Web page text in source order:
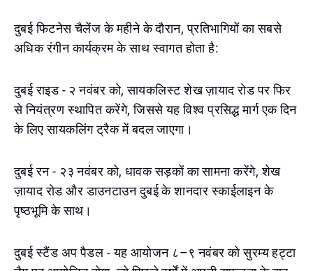
दुबई फिटनेस चैलेंज के महीने के दौरान, प्रतिभागियों का सबसे
अधिक रंगीन कार्यक्रम के साथ स्वागत होता है:
दुबई राइड - २ नवंबर को, सायकलिस्ट शेख ज़ायाद रोड पर फिर
से नियंत्रण स्थापित करेंगे, जिससे यह विश्व प्रसिद्ध मार्ग एक दिन
के लिए सायकलिंग ट्रैक में बदल जाएगा।
दुबई रन - २३ नवंबर को, धावक सड़कों का सामना करेंगे, शेख
ज़ायाद रोड और डाउनटाउन दुबई के शानदार स्काईलाइन के
पृष्ठभूमि के साथ।
दुबई स्टैंड अप पैडल - यह आयोजन ८–९ नवंबर को सुरम्य हट्टा